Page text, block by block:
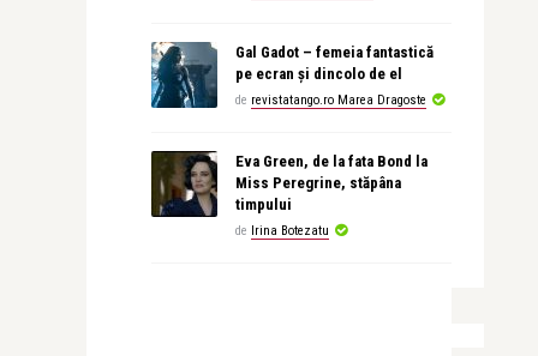
Gal Gadot – femeia fantastică
pe ecran și dincolo de el
de revistatango.ro Marea Dragoste
Eva Green, de la fata Bond la
Miss Peregrine, stăpâna
timpului
de Irina Botezatu